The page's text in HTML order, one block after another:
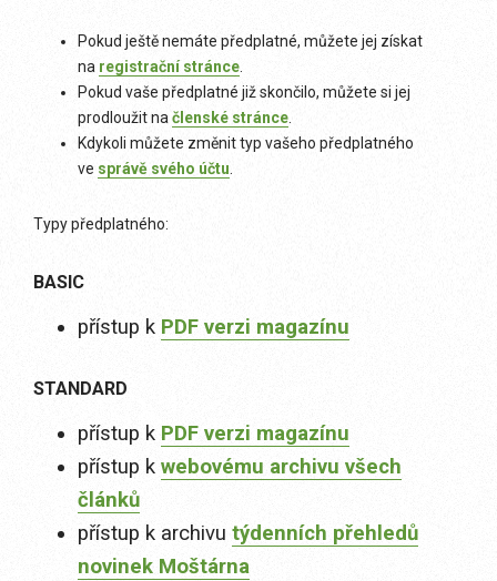
Pokud ještě nemáte předplatné, můžete jej získat
na registrační stránce
Pokud vaše předplatné již skončilo, můžete si jej
prodloužit na členské stránce
Kdykoli můžete změnit typ vašeho předplatného
ve správě svého účtu
Typy předplatného:
BASIC
přístup k PDF verzi magazínu
STANDARD
přístup k PDF verzi magazínu
přístup k webovému archivu všech
článků
přístup k archivu týdenních přehledů
novinek Moštárna